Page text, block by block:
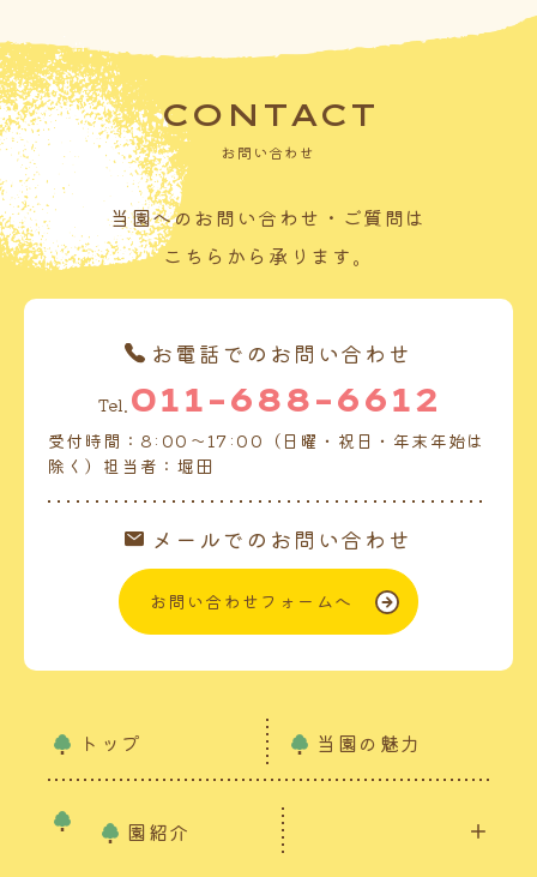
CONTACT
お問い合わせ
当園へのお問い合わせ・ご質問は
こちらから承ります。
お電話でのお問い合わせ
Tel. 011-688-6612
受付時間：8:00～17:00（日曜・祝日・年末年始は
除く）担当者：堀田
メールでのお問い合わせ
お問い合わせフォームへ
トップ 当園の魅力
園紹介